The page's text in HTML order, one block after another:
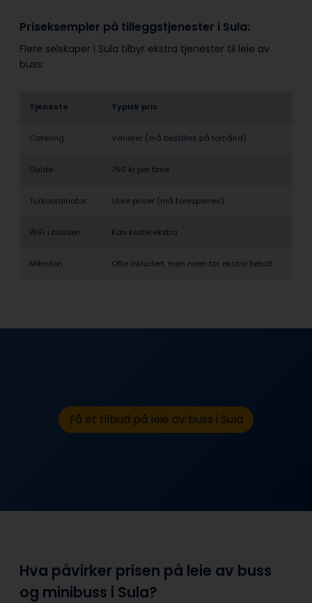
Priseksempler på tilleggstjenester i Sula:
Flere selskaper i Sula tilbyr ekstra tjenester til leie av
buss:
Tjeneste Typisk pris
Catering Varierer (må bestilles på forhånd)
Guide 750 kr per time
Turkoordinator Ulike priser (må forespørres)
WiFi i bussen Kan koste ekstra
Mikrofon Ofte inkludert, men noen tar ekstra betalt
Få et tilbud på leie av buss i Sula
Hva påvirker prisen på leie av buss
og minibuss i Sula?